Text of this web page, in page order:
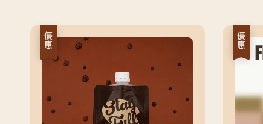
優惠 優惠